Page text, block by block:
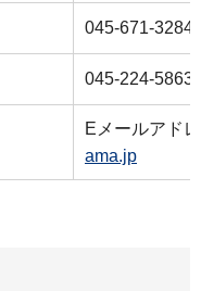
045-671-3284
045-224-5863
Eメールアド
ama.jp